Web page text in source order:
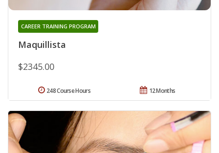
Maquillista
CAREER TRAINING PROGRAM
$2345.00
12 Months
248 Course Hours